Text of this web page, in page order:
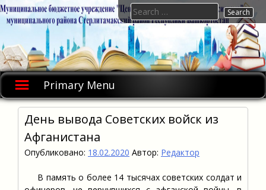
Skip
to
Primary Menu
Search
for:
День вывода Советских войск из
Афганистана
Опубликовано: 18.02.2020 Автор: Редактор
В память о более 14 тысячах советских солдат и